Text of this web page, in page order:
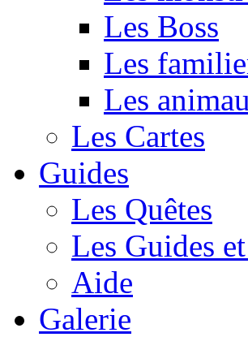
Les Boss
Les
Les
Les Cartes
Guides
Les Quêtes
Les Guides
Aide
Galerie